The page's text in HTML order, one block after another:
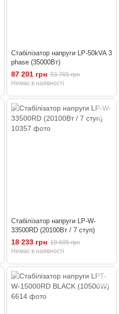
Стабілізатор напруги LP-50kVA 3
phase (35000Вт)
87 201 грн 93 765 грн
Немає в наявності
Стабілізатор напруги LP-W-
33500RD (20100Вт / 7 ступ)
18 233 грн 19 605 грн
Немає в наявності